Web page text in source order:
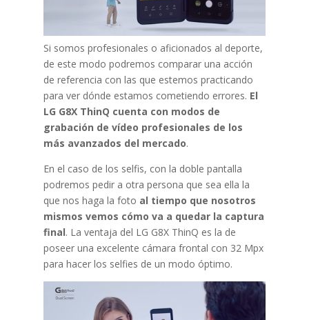
Si somos profesionales o aficionados al deporte,
de este modo podremos comparar una acción
de referencia con las que estemos practicando
para ver dónde estamos cometiendo errores. El
LG G8X ThinQ cuenta con modos de
grabación de vídeo profesionales de los
más avanzados del mercado.
En el caso de los selfis, con la doble pantalla
podremos pedir a otra persona que sea ella la
que nos haga la foto al tiempo que nosotros
mismos vemos cómo va a quedar la captura
final. La ventaja del LG G8X ThinQ es la de
poseer una excelente cámara frontal con 32 Mpx
para hacer los selfies de un modo óptimo.